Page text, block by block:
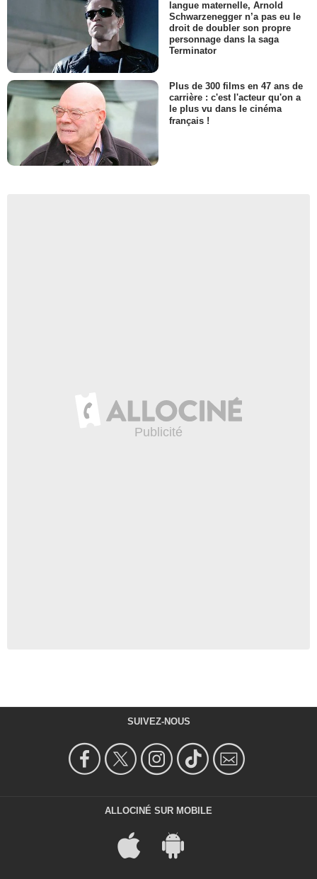
langue maternelle, Arnold
Schwarzenegger n’a pas eu le
droit de doubler son propre
personnage dans la saga
Terminator
Plus de 300 films en 47 ans de
carrière : c'est l'acteur qu'on a
le plus vu dans le cinéma
français !
SUIVEZ-NOUS
ALLOCINÉ SUR MOBILE